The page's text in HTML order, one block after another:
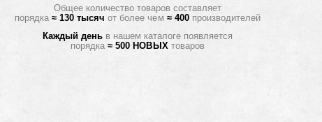
Общее количество товаров составляет
порядка≈ 130 тысяч от более чем ≈ 400 производителей
Каждый деньв нашем каталоге появляется
порядка≈ 500 НОВЫХ товаров